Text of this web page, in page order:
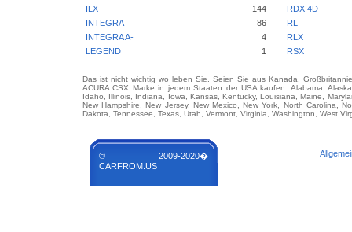
ILX
144
RDX 4D
INTEGRA
86
RL
INTEGRA A-
4
RLX
LEGEND
1 RSX
Das ist nicht wichtig wo leben Sie. Seien Sie aus Kanada,
ACURA CSX Marke in jedem Staaten der USA kaufen: Alabama,
Idaho, Illinois, Indiana, Iowa, Kansas, Kentucky, Louisiana, Maine,
New Hampshire, New Jersey, New Mexico, New York, North Carolina,
Dakota, Tennessee, Texas, Utah, Vermont, Virginia, Washington, West
© 2009-2020�
CARFROM.US